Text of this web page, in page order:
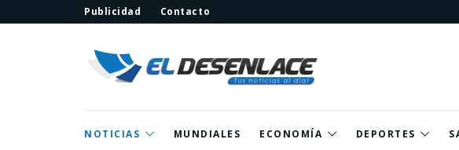
Publicidad Contacto
NOTICIAS MUNDIALES ECONOMÍA DEPORTES